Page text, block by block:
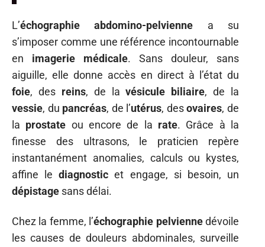
L’échographie abdomino-pelvienne a su
s’imposer comme une référence incontournable
en imagerie médicale. Sans douleur, sans
aiguille, elle donne accès en direct à l’état du
foie, des reins, de lavésicule biliaire, de la
vessie, du pancréas, de l’utérus, desovaires, de
la prostate ou encore de la rate. Grâce à la
finesse des ultrasons, le praticien repère
instantanément anomalies, calculs ou kystes,
affine lediagnostic et engage, si besoin, un
dépistage sans délai.
Chez la femme, l’échographie pelviennedévoile
les causes de douleurs abdominales, surveille